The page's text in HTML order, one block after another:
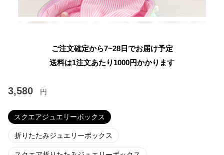
ご注文確定から7~28日でお届け予定
送料は1注文あたり 1000円かかります
3,580 円
スクエアジュエリーボックス
折りたたみジュエリーボックス